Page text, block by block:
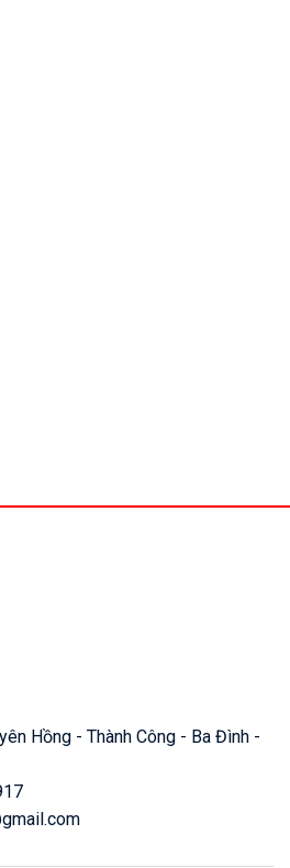
Hồng - Thành Công - Ba Đình -